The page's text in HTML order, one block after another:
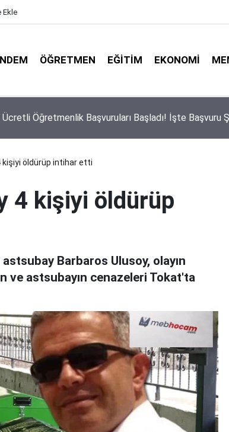
Ekle
ÖĞRETMEN EĞITIM EKONOMI
Öğretmenlik Başvuruları Başladı! İşte Başvuru
kişiyi öldürüp intihar etti
4 kişiyi öldürüp
Barbaros Ulusoy, olayın
ve astsubayın cenazeleri Tokat'ta